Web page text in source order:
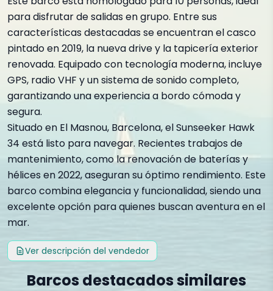
para disfrutar de salidas en grupo. Entre sus
características destacadas se encuentran el casco
pintado en 2019, la nueva drive y la tapicería exterior
renovada. Equipado con tecnología moderna, incluye
GPS, radio VHF y un sistema de sonido completo,
garantizando una experiencia a bordo cómoda y
segura.
Situado en El Masnou, Barcelona, el Sunseeker Hawk
34 está listo para navegar. Recientes trabajos de
mantenimiento, como la renovación de baterías y
hélices en 2022, aseguran su óptimo rendimiento. Este
barco combina elegancia y funcionalidad, siendo una
excelente opción para quienes buscan aventura en el
mar.
Ver descripción del vendedor
Barcos destacados similares